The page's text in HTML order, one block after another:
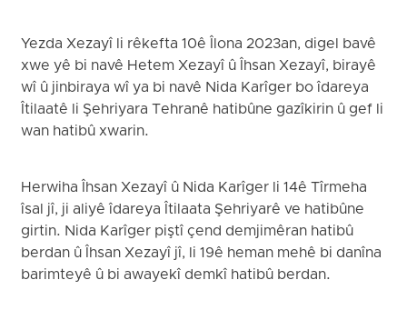
Yezda Xezayî li rêkefta 10ê Îlona 2023an, digel bavê
xwe yê bi navê Hetem Xezayî û Îhsan Xezayî, birayê
wî û jinbiraya wî ya bi navê Nida Karîger bo îdareya
Îtilaatê li Şehriyara Tehranê hatibûne gazîkirin û gef li
wan hatibû xwarin.
Herwiha Îhsan Xezayî û Nida Karîger li 14ê Tîrmeha
îsal jî, ji aliyê îdareya Îtilaata Şehriyarê ve hatibûne
girtin. Nida Karîger piştî çend demjimêran hatibû
berdan û Îhsan Xezayî jî, li 19ê heman mehê bi danîna
barimteyê û bi awayekî demkî hatibû berdan.